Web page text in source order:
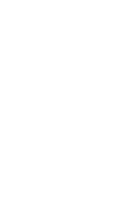
всегда готов